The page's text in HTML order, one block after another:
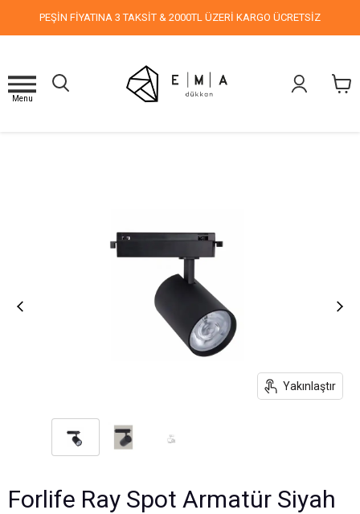
PEŞİN FİYATINA 3 TAKSİT & 2000TL ÜZERİ KARGO ÜCRETSİZ
Menu
Yakınlaştır
Forlife Ray Spot Armatür Siyah